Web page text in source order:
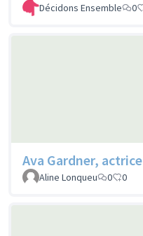
Décidons Ensemble 0
Ava Gardner, actrice
Aline Lonqueu 0 0